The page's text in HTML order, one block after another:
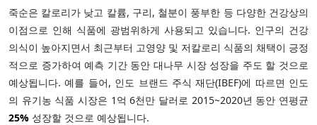
죽순은 칼로리가 낮고 칼륨, 구리, 철분이 풍부한 등 다양한 건강상의
이점으로 인해 식품에 광범위하게 사용되고 있습니다. 인구의 건강
의식이 높아지면서 최근부터 고영양 및 저칼로리 식품의 채택이 긍정
적으로 증가하여 예측 기간 동안 대나무 시장 성장을 주도 할 것으로
예상됩니다. 예를 들어, 인도 브랜드 주식 재단(IBEF)에 따르면 인도
의 유기농 식품 시장은 1억 6천만 달러로 2015~2020년 동안 연평균
25% 성장할 것으로 예상됩니다.